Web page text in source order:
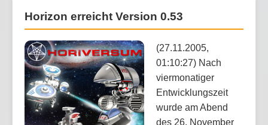
Horizon erreicht Version 0.53
(27.11.2005,
01:10:27) Nach
viermonatiger
Entwicklungszeit
wurde am Abend
des 26. November